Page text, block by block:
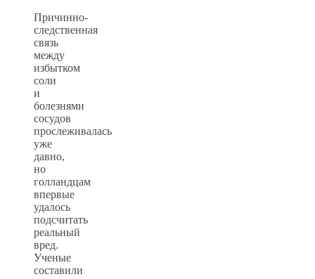
Причинно-
следственная
связь
между
избытком
соли
и
болезнями
сосудов
прослеживалась
уже
давно,
но
голландцам
впервые
удалось
подсчитать
реальный
вред.
Ученые
составили